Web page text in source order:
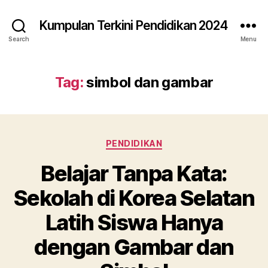
Search
Kumpulan Terkini Pendidikan 2024
Menu
Tag:simbol dan gambar
Categories
PENDIDIKAN
Belajar Tanpa Kata:
Sekolah di Korea Selatan
Latih Siswa Hanya
dengan Gambar dan